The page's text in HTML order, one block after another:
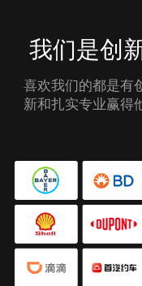
我们是创
喜欢我们的都是有
新和扎实专业赢得